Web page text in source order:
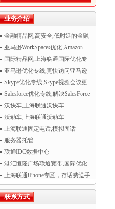
业务介绍
金融精品网,高安全,低时延的金融
精品网
亚马逊WorkSpaces优化,Amazon
WorkSpaces运行更流畅
国际精品网,上海联通国际优化专
线亚马逊优化专线,更快访问亚马逊
AWS云服务
Skype优化专线,Skype视频会议更
清晰流畅
Salesforce优化专线,解决SalesForce
CRM访问慢
沃快车,上海联通沃快车
沃动车,上海联通沃动车
上海联通固定电话,模拟固话
服务器托管
联通IDC数据中心
港汇恒隆广场联通宽带,国际优化
专线超值热卖！
上海联通iPhone专区，存话费送手
机
联系方式